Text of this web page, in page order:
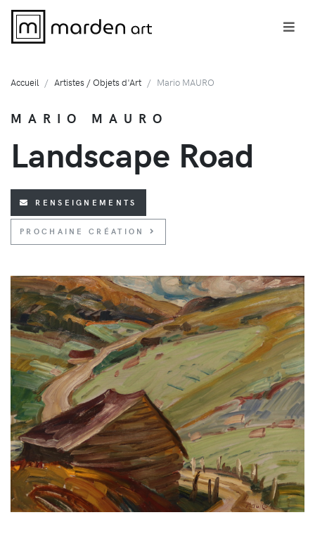
Accueil Artistes / Objets d'Art Mario MAURO
MARIO MAURO
Landscape Road
RENSEIGNEMENTS
PROCHAINE CRÉATION